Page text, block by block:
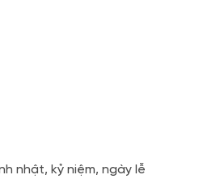
nhật, kỷ niệm, ngày lễ